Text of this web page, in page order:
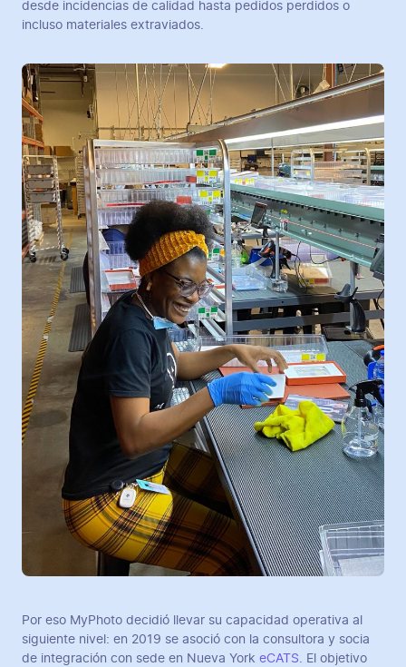
desde incidencias de calidad hasta pedidos perdidos o
incluso materiales extraviados.
Por eso MyPhoto decidió llevar su capacidad operativa al
siguiente nivel: en 2019 se asoció con la consultora y socia
de integración con sede en Nueva York eCATS. El objetivo